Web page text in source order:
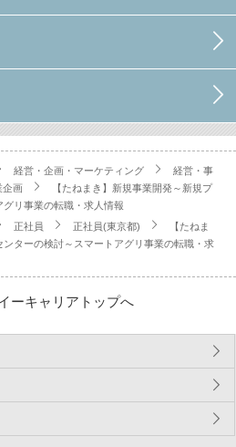
経営・企画・マーケティング
経営・事
企画
【たねまき】新規事業開発～新規プ
リ事業の転職・求人情報
正社員 正社員(東京都)
【たねま
ターの検討～スマートアグリ事業の転職・求
ーキャリアトップへ